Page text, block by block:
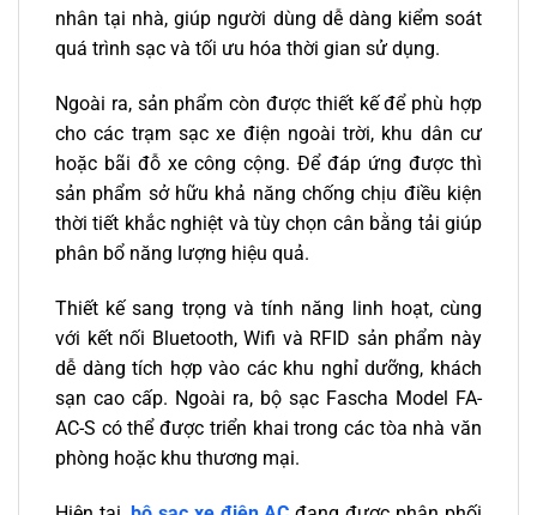
nhân tại nhà, giúp người dùng dễ dàng kiểm soát
quá trình sạc và tối ưu hóa thời gian sử dụng.
Ngoài ra, sản phẩm còn được thiết kế để phù hợp
cho các trạm sạc xe điện ngoài trời, khu dân cư
hoặc bãi đỗ xe công cộng. Để đáp ứng được thì
sản phẩm sở hữu khả năng chống chịu điều kiện
thời tiết khắc nghiệt và tùy chọn cân bằng tải giúp
phân bổ năng lượng hiệu quả.
Thiết kế sang trọng và tính năng linh hoạt, cùng
với kết nối Bluetooth, Wifi và RFID sản phẩm này
dễ dàng tích hợp vào các khu nghỉ dưỡng, khách
sạn cao cấp. Ngoài ra, bộ sạc Fascha Model FA-
AC-S có thể được triển khai trong các tòa nhà văn
phòng hoặc khu thương mại.